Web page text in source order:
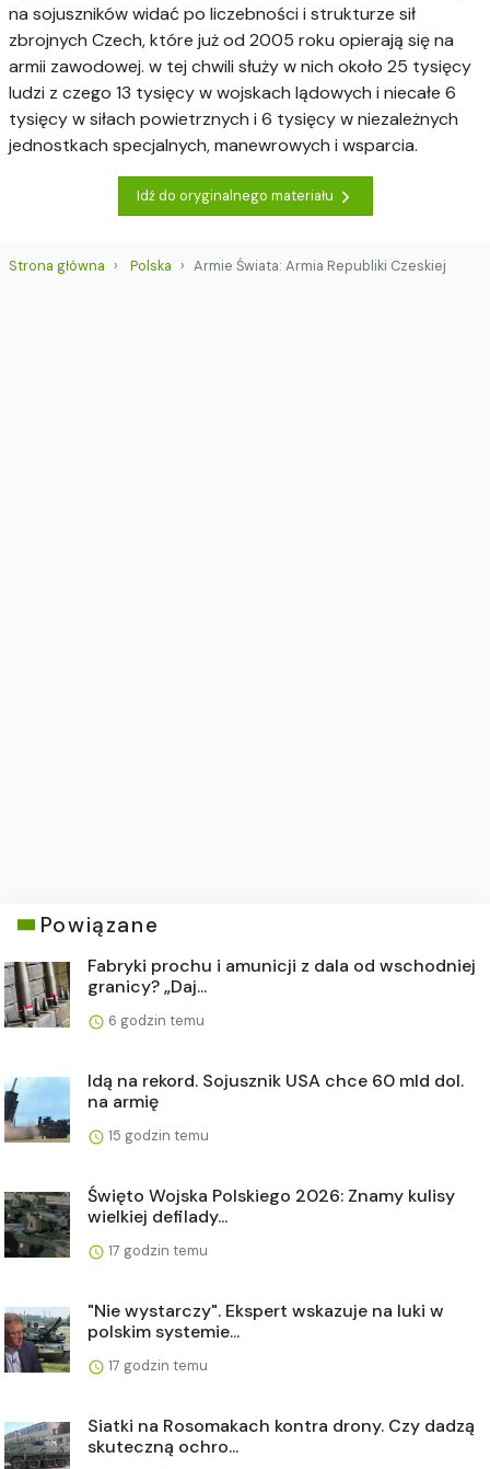
na sojuszników widać po liczebności i strukturze sił
zbrojnych Czech, które już od 2005 roku opierają się na
armii zawodowej. w tej chwili służy w nich około 25 tysięcy
ludzi z czego 13 tysięcy w wojskach lądowych i niecałe 6
tysięcy w siłach powietrznych i 6 tysięcy w niezależnych
jednostkach specjalnych, manewrowych i wsparcia.
Idź do oryginalnego materiału
Strona główna Polska Armie Świata: Armia Republiki Czeskiej
Powiązane
Fabryki prochu i amunicji z dala od wschodniej
granicy? „Daj...
6 godzin temu
Idą na rekord. Sojusznik USA chce 60 mld dol.
na armię
15 godzin temu
Święto Wojska Polskiego 2026: Znamy kulisy
wielkiej defilady...
17 godzin temu
"Nie wystarczy". Ekspert wskazuje na luki w
polskim systemie...
17 godzin temu
Siatki na Rosomakach kontra drony. Czy dadzą
skuteczną ochro...